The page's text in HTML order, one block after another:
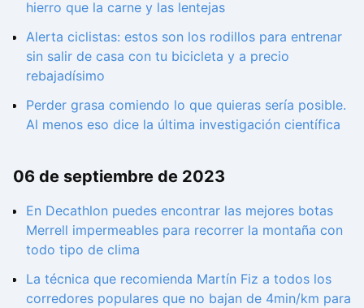
hierro que la carne y las lentejas
Alerta ciclistas: estos son los rodillos para entrenar
sin salir de casa con tu bicicleta y a precio
rebajadísimo
Perder grasa comiendo lo que quieras sería posible.
Al menos eso dice la última investigación científica
06 de septiembre de 2023
En Decathlon puedes encontrar las mejores botas
Merrell impermeables para recorrer la montaña con
todo tipo de clima
La técnica que recomienda Martín Fiz a todos los
corredores populares que no bajan de 4min/km para